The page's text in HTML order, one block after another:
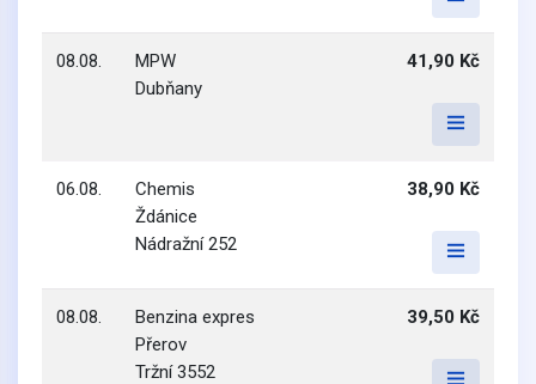
08.08.
MPW
Dubňany
41,90 Kč
06.08.
Chemis
Ždánice
Nádražní 252
38,90 Kč
08.08.
Benzina expres
Přerov
Tržní 3552
39,50 Kč